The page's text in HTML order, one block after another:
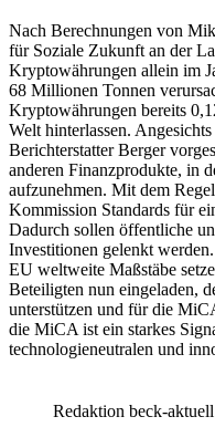
Nach Berechnungen von
für Soziale Zukunft an der
Kryptowährungen allein im
68 Millionen Tonnen
Kryptowährungen bereits
Welt hinterlassen.
Berichterstatter Berger
anderen Finanzprodukte, in
aufzunehmen. Mit dem
Kommission Standards für
Dadurch sollen öffentliche
Investitionen gelenkt
EU weltweite Maßstäbe
Beteiligten nun eingeladen,
unterstützen und für die
die MiCA ist ein starkes
technologieneutralen und
Redaktion beck-aktuell